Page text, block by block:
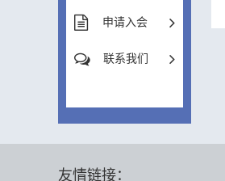
申请入会
联系我们
友情链接：